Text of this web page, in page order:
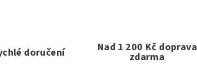
doručení Nad 1 200 Kč doprava
zdarma